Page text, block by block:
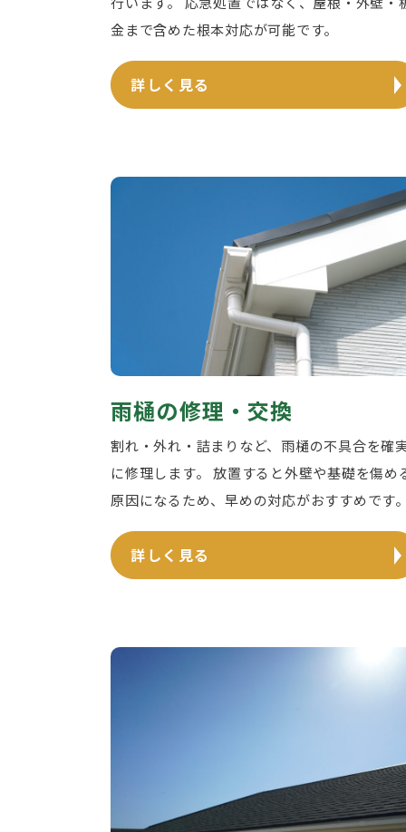
金まで含めた根本対応が可能です。
詳しく見る
雨樋の修理・交換
割れ・外れ・詰まりなど、雨樋の不具合を確
に修理します。 放置すると外壁や基礎を傷め
原因になるため、早めの対応がおすすめです
詳しく見る